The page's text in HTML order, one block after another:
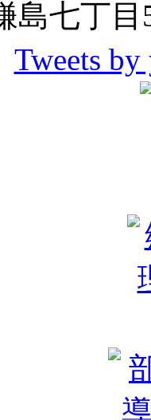
島七丁目
Tweets